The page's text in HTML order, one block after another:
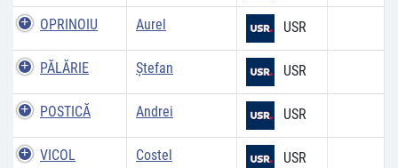
OPRINOIU Aurel USR
PĂLĂRIE Ștefan USR
POSTICĂ Andrei USR
VICOL Costel USR